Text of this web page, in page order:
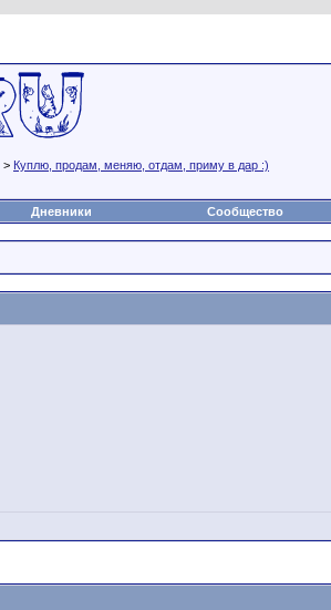
> Куплю, продам, меняю, отдам, приму в дар :)
Дневники Сообщество